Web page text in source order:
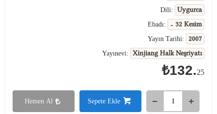
Dili: Uygurca
Ebadı: - 32 Kesim
Yayın Tarihi: 2007
Yayınevi: Xinjiang Halk Neşriyatı
₺132.25
Sepete Ekle
Hemen Al